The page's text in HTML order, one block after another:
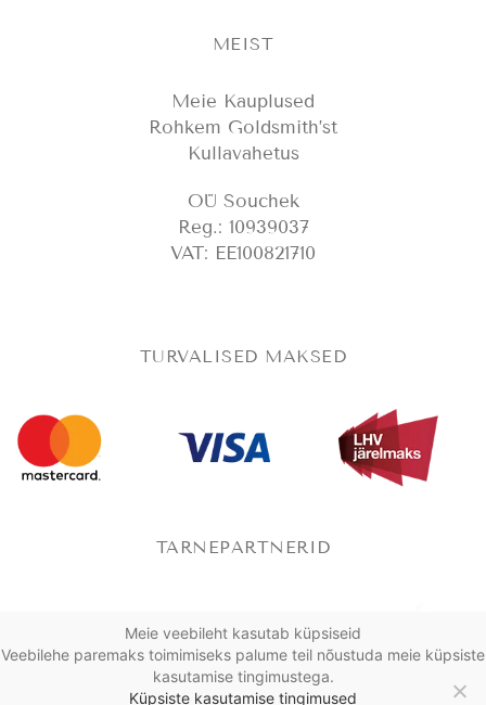
MEIST
Meie Kauplused
Rohkem Goldsmith’st
Kullavahetus
OÜ Souchek
Reg.: 10939037
VAT: EE100821710
TURVALISED MAKSED
TARNEPARTNERID
Meie veebileht kasutab küpsiseid
Veebilehe paremaks toimimiseks palume teil nõustuda meie küpsiste
kasutamise tingimustega.
Küpsiste kasutamise tingimused